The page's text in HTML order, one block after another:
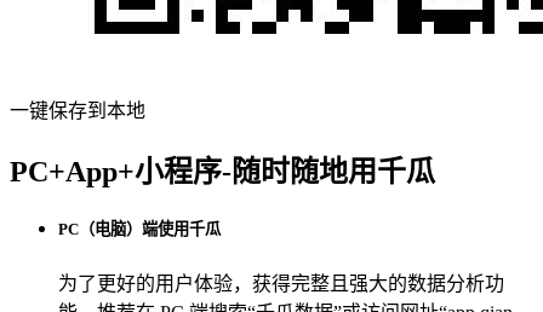
一键保存到本地
PC+App+小程序-随时随地用千瓜
PC（电脑）端使用千瓜
为了更好的用户体验，获得完整且强大的数据分析功